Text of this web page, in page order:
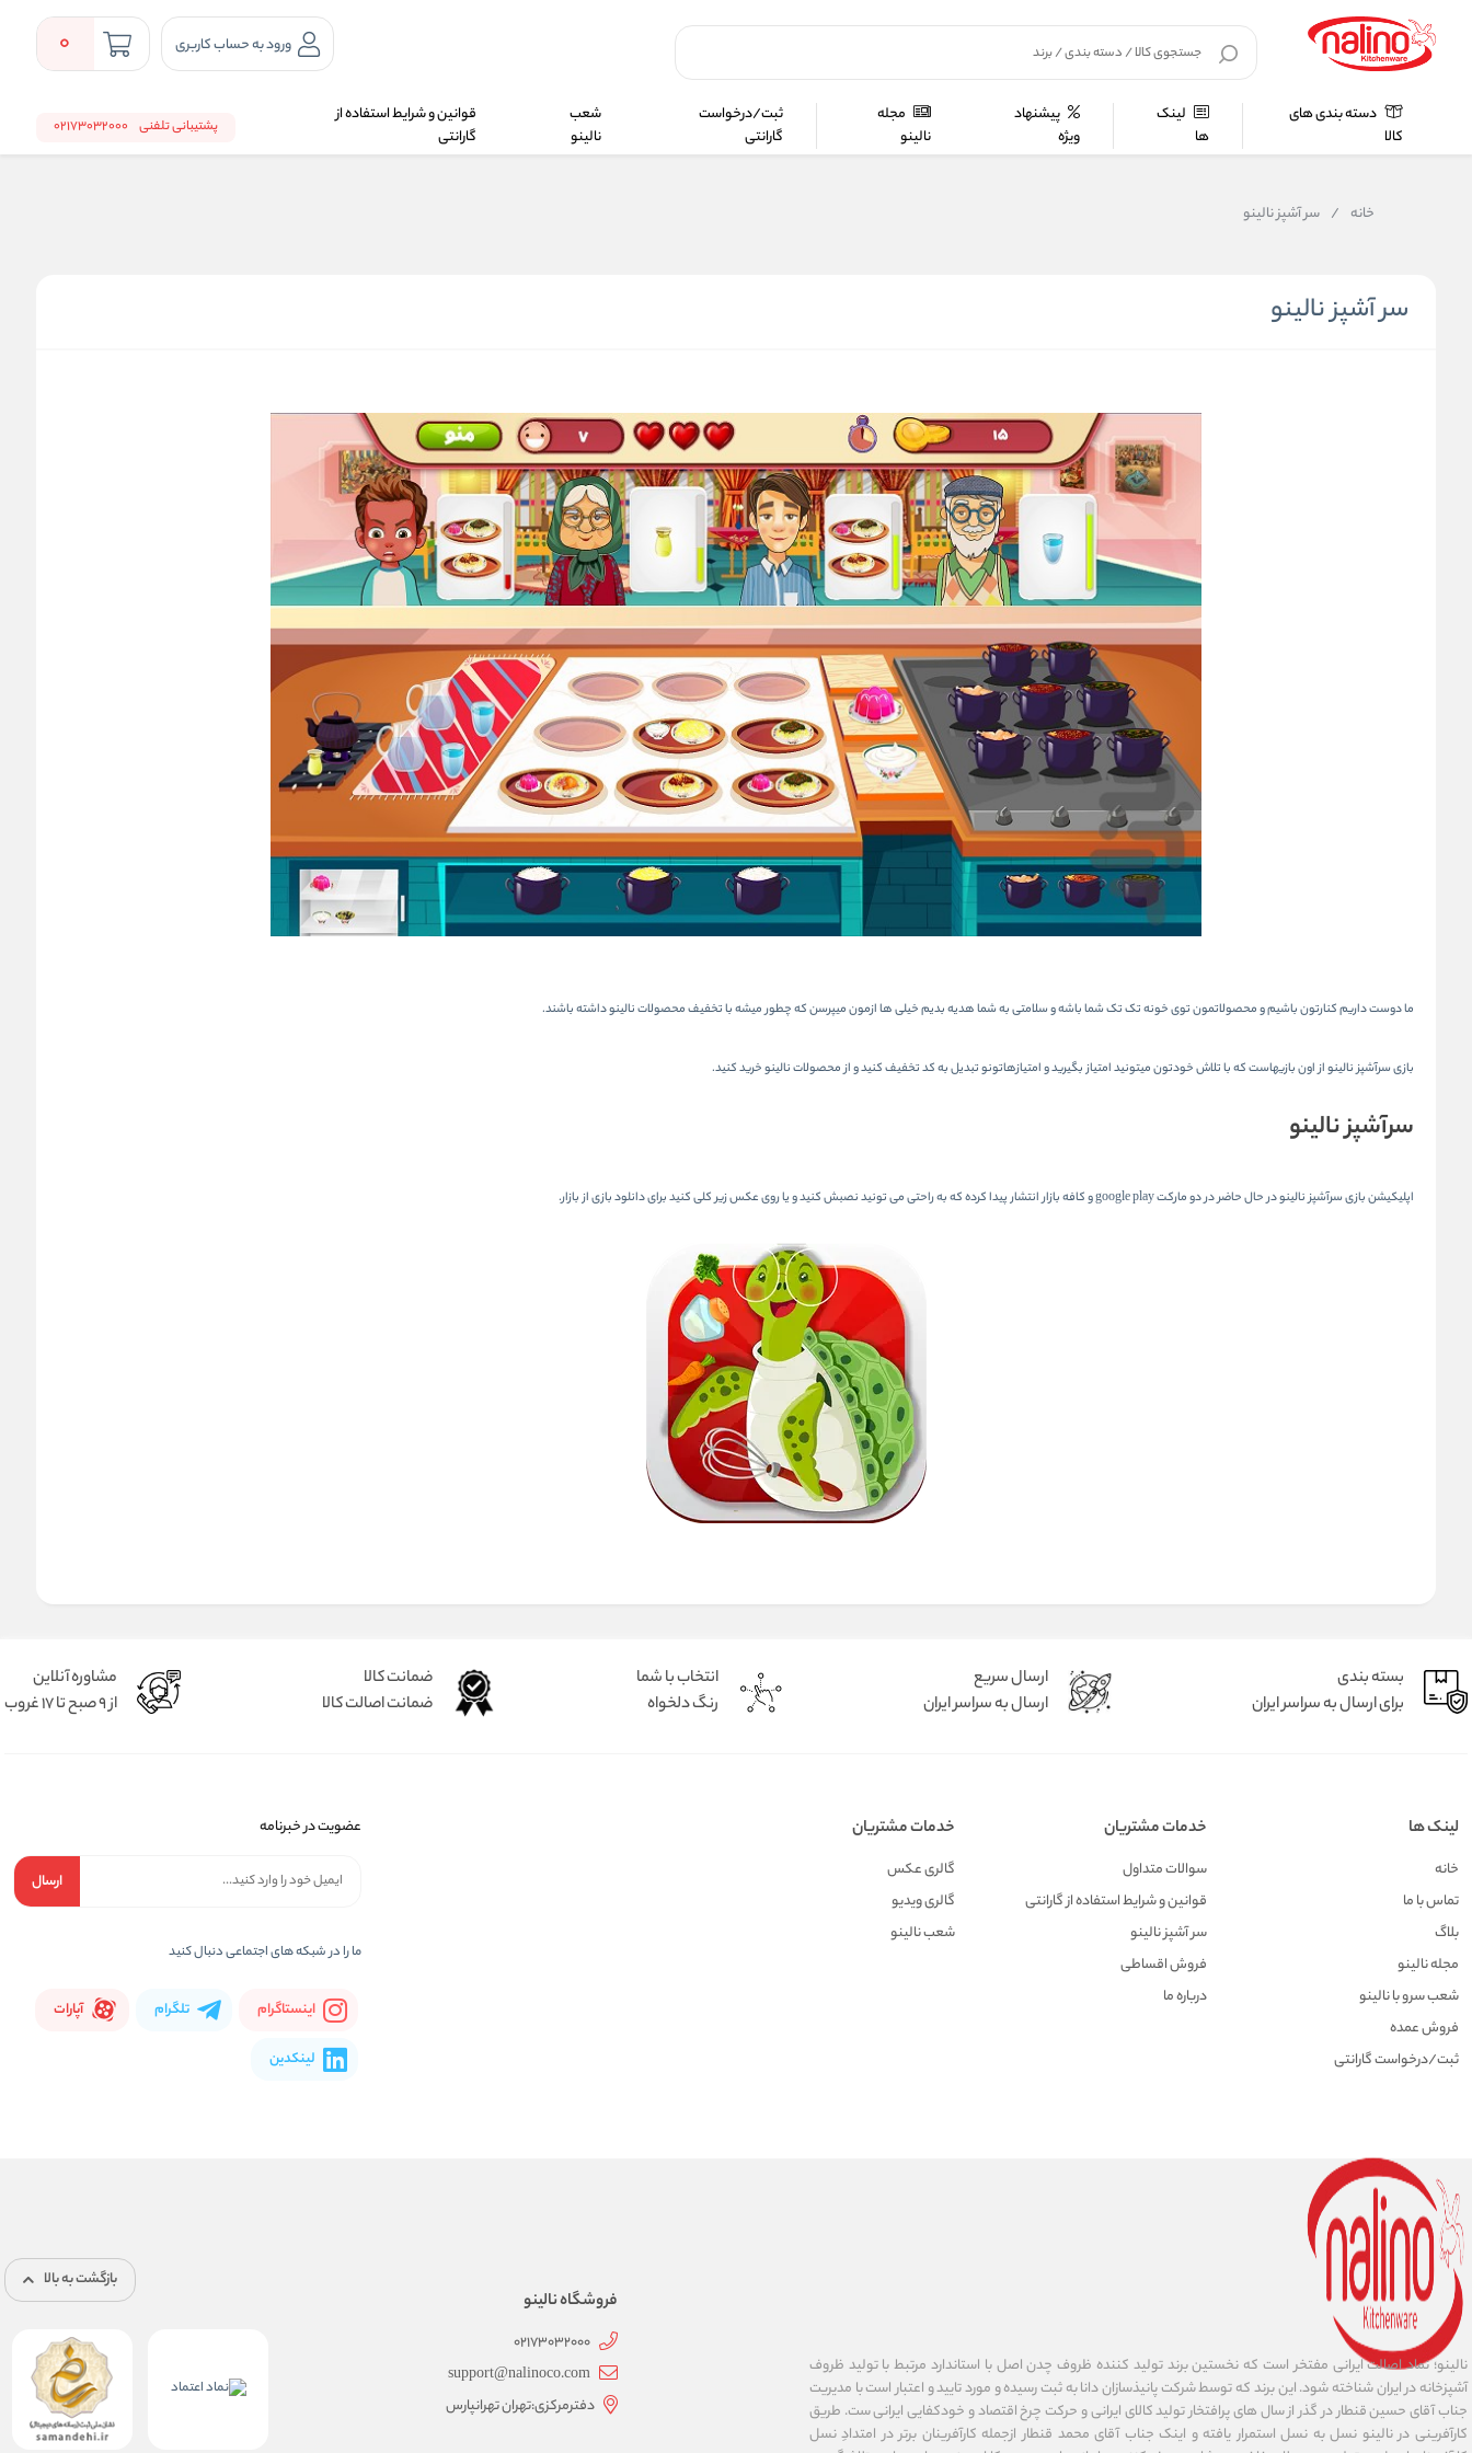
ورود به حساب کاربری 0
دسته بندی های
کالا
لینک
ها
پیشنهاد
ویژه
مجله
نالینو
ثبت/درخواست
گارانتی
شعب
نالینو
قوانین و شرایط استفاده از
گارانتی
پشتیبانی تلفنی 02173032000
خانه / سر آشپز نالینو
سر آشپز نالینو
ما دوست داریم کنارتون باشیم و محصولاتمون توی خونه تک تک شما باشه و سلامتی به شما هدیه بدیم خیلی ها ازمون میپرسن که چطور میشه با تخفیف محصولات نالینو داشته باشند.
بازی سرآشپز نالینو از اون بازیهاست که با تلاش خودتون میتونید امتیاز بگیرید و امتیازهاتونو تبدیل به کد تخفیف کنید و از محصولات نالینو خرید کنید.
سرآشپز نالینو
اپلیکیشن بازی سرآشپز نالینو در حال حاضر در دو مارکت google play و کافه بازار انتشار پیدا کرده که به راحتی می تونید نصبش کنید و یا روی عکس زیر کلی کنید برای دانلود بازی از بازار.
بسته بندی
برای ارسال به سراسر ایران
ارسال سریع
ارسال به سراسر ایران
انتخاب با شما
رنگ دلخواه
ضمانت کالا
ضمانت اصالت کالا
مشاوره آنلاین
از 9 صبح تا 17 غروب
لینک ها
خانه
تماس با ما
بلاگ
مجله نالینو
شعب سرو با نالینو
فروش عمده
ثبت/درخواست گارانتی
خدمات مشتریان
سوالات متداول
قوانین و شرایط استفاده از گارانتی
سر آشپز نالینو
فروش اقساطی
درباره ما
خدمات مشتریان
گالری عکس
گالری ویدیو
شعب نالینو
عضویت در خبرنامه
ارسال
ما را در شبكه های اجتماعی دنبال کنید
اینستاگرام تلگرام آپارات
لینکدین
نالینو؛ نماد اصالت ایرانی مفتخر است که نخستین برند تولید کننده ظروف چدن اصل با استاندارد مرتبط با تولید ظروف
آشپزخانه در ایران شناخته شود. این برند که توسط شرکت پانیذسازان دانا به ثبت رسیده و مورد تایید و اعتبار است با مدیریت
جناب آقای حسین قنطار در گذر از سال های پرافتخار تولید کالای ایرانی و حرکت چرخ اقتصاد و خودکفایی ایرانی ست. طریق
کارآفرینی در نالینو نسل به نسل استمرار یافته و اینک جناب آقای محمد قنطار ازجمله کارآفرینان برتر در امتدادِ نسل
فروشگاه نالینو
02173032000
support@nalinoco.com
دفترمرکزی:تهران تهرانپارس
بازگشت به بالا